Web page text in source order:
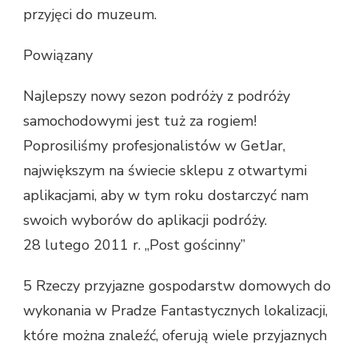
przyjęci do muzeum.
Powiązany
Najlepszy nowy sezon podróży z podróży
samochodowymi jest tuż za rogiem!
Poprosiliśmy profesjonalistów w GetJar,
największym na świecie sklepu z otwartymi
aplikacjami, aby w tym roku dostarczyć nam
swoich wyborów do aplikacji podróży.
28 lutego 2011 r. „Post gościnny”
5 Rzeczy przyjazne gospodarstw domowych do
wykonania w Pradze Fantastycznych lokalizacji,
które można znaleźć, oferują wiele przyjaznych